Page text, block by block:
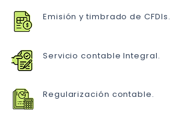
Emisión y timbrado de CFDIs.
Servicio contable Integral.
Regularización contable.